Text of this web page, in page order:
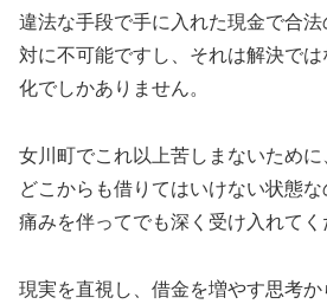
違法な手段で手に入れた現金で合
対に不可能ですし、それは解決で
化でしかありません。
女川町でこれ以上苦しまないために
どこからも借りてはいけない状態な
痛みを伴ってでも深く受け入れてく
現実を直視し、借金を増やす思考